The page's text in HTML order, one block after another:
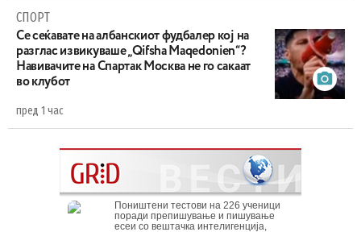
СПОРТ
Се сеќавате на албанскиот фудбалер кој на
разглас извикуваше „Qifsha Maqedonien“?
Навивачите на Спартак Москва не го сакаат
во клубот
пред 1 час